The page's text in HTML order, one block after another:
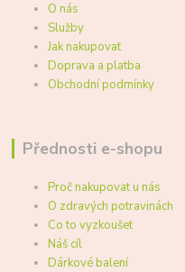
O nás
Služby
Jak nakupovat
Doprava a platba
Obchodní podmínky
Přednosti e-shopu
Proč nakupovat u nás
O zdravých potravinách
Co to vyzkoušet
Náš cíl
Dárkové balení